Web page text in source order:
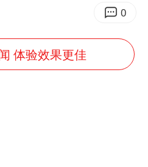
0
体验效果更佳